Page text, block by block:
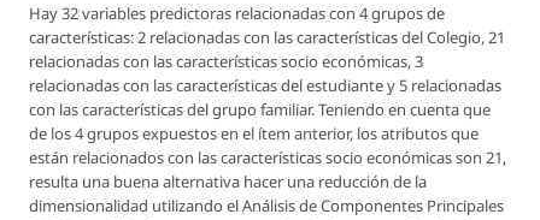
Hay 32 variables predictoras relacionadas con 4 grupos de
características: 2 relacionadas con las características del Colegio, 21
relacionadas con las características socio económicas, 3
relacionadas con las características del estudiante y 5 relacionadas
con las características del grupo familiar. Teniendo en cuenta que
de los 4 grupos expuestos en el ítem anterior, los atributos que
están relacionados con las características socio económicas son 21,
resulta una buena alternativa hacer una reducción de la
dimensionalidad utilizando el Análisis de Componentes Principales